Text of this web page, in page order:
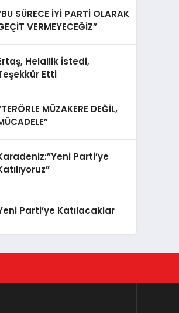
SÜRECE İYİ PARTİ OLARAK
VERMEYECEĞİZ”
Helallik İstedi,
Etti
MÜZAKERE DEĞİL,
Parti’ye
Parti’ye Katılacaklar